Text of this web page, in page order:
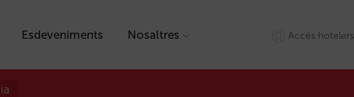
Esdeveniments Nosaltres Accés hotelers